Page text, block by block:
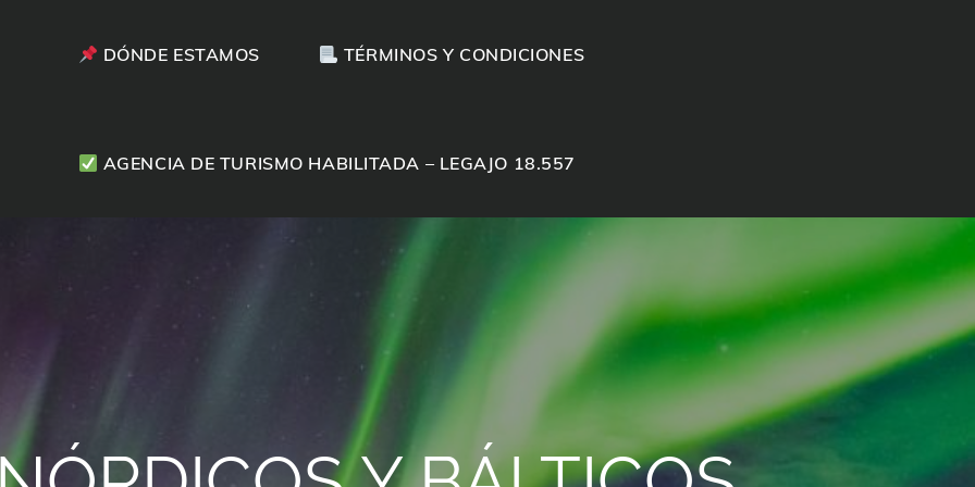
Andarás bien
DÓNDE ESTAMOS TÉRMINOS Y CONDICIONES
AGENCIA DE TURISMO HABILITADA – LEGAJO 18.557